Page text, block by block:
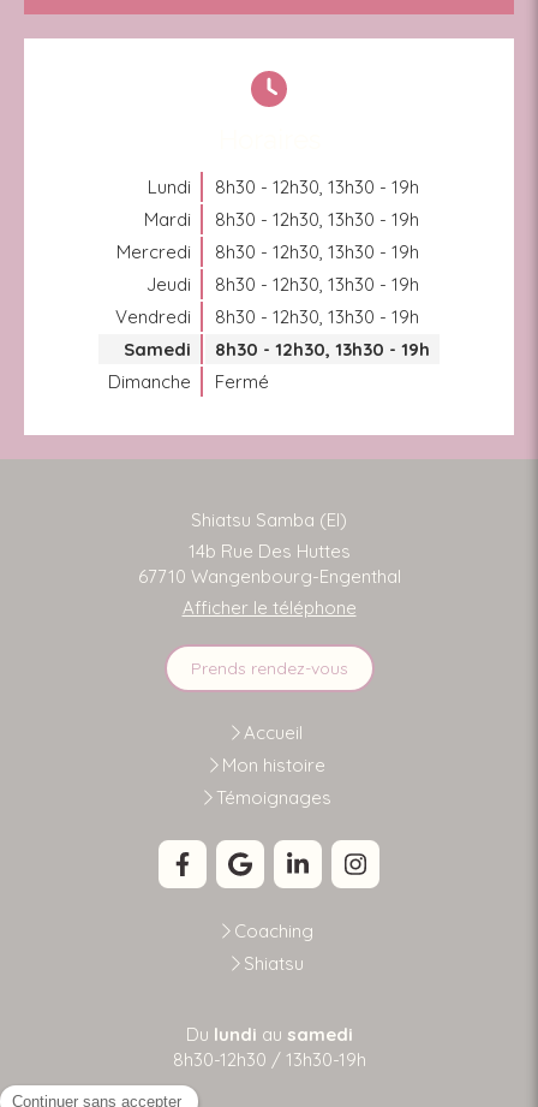
Lundi 8h30 - 12h30 13h30 - 19h
Mardi
8h30 - 12h30 13h30 - 19h
Mercredi
8h30 - 12h30 13h30 - 19h
Jeudi
8h30 - 12h30 13h30 - 19h
Vendredi
8h30 - 12h30 13h30 - 19h
Samedi
8h30 - 12h30, 13h30 - 19h
Dimanche
Fermé
Shiatsu Samba (EI)
14b Rue Des Huttes
67710 Wangenbourg-Engenthal
Afficher le téléphone
Prends rendez-vous
Accueil
Mon histoire
Témoignages
Coaching
Shiatsu
Du lundi au samedi
8h30-12h30 / 13h30-19h